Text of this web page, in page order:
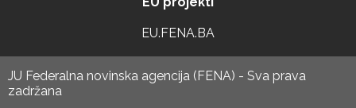
EU.FENA.BA
JU Federalna novinska agencija (FENA) - Sva prava
zadržana